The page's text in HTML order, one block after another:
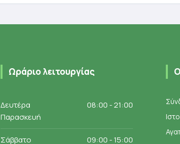
Ωράριο λειτουργίας
Δευτέρα
Παρασκευή
08:00 - 21:00
Σάββατο 09:00 - 15:00